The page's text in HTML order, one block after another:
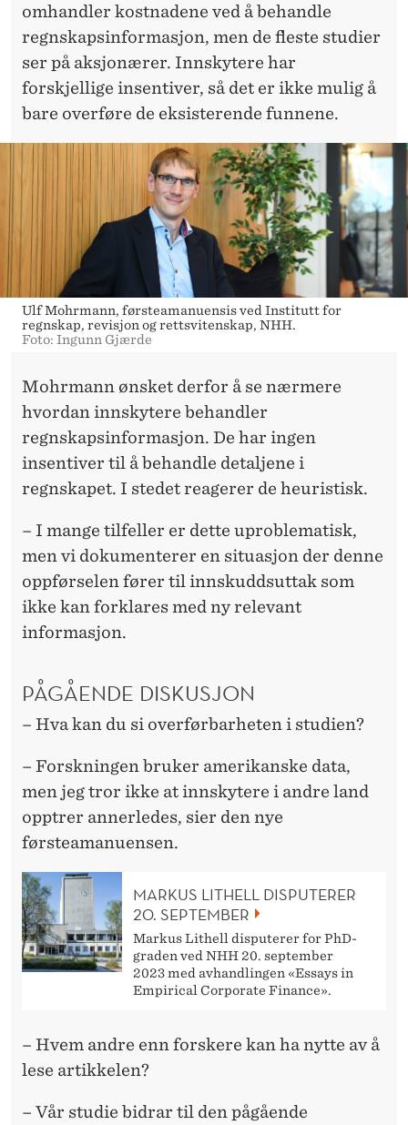
omhandler kostnadene ved å behandle
regnskapsinformasjon, men de fleste studier
ser på aksjonærer. Innskytere har
forskjellige insentiver, så det er ikke mulig å
bare overføre de eksisterende funnene.
Ulf Mohrmann, førsteamanuensis ved Institutt for
regnskap, revisjon og rettsvitenskap, NHH.
Foto: Ingunn Gjærde
Mohrmann ønsket derfor å se nærmere
hvordan innskytere behandler
regnskapsinformasjon. De har ingen
insentiver til å behandle detaljene i
regnskapet. I stedet reagerer de heuristisk.
– I mange tilfeller er dette uproblematisk,
men vi dokumenterer en situasjon der denne
oppførselen fører til innskuddsuttak som
ikke kan forklares med ny relevant
informasjon.
PÅGÅENDE DISKUSJON
– Hva kan du si overførbarheten i studien?
– Forskningen bruker amerikanske data,
men jeg tror ikke at innskytere i andre land
opptrer annerledes, sier den nye
førsteamanuensen.
MARKUS LITHELL DISPUTERER
20. SEPTEMBER
Markus Lithell disputerer for PhD-
graden ved NHH 20. september
2023 med avhandlingen «Essays in
Empirical Corporate Finance».
– Hvem andre enn forskere kan ha nytte av å
lese artikkelen?
– Vår studie bidrar til den pågående